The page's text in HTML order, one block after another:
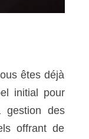
êtes déjà
initial pour
gestion des
offrant de